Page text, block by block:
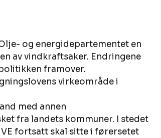
og energidepartementet en
av vindkraftsaker. Endringene
framover.
virkeområde i
med annen
fra landets kommuner. I stedet
fortsatt skal sitte i førersetet